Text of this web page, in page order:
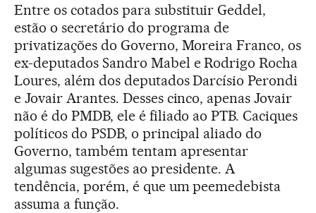
Entre os cotados para substituir Geddel,
estão o secretário do programa de
privatizações do Governo, Moreira Franco, os
ex-deputados Sandro Mabel e Rodrigo Rocha
Loures, além dos deputados Darcísio Perondi
e Jovair Arantes. Desses cinco, apenas Jovair
não é do PMDB, ele é filiado ao PTB. Caciques
políticos do PSDB, o principal aliado do
Governo, também tentam apresentar
algumas sugestões ao presidente. A
tendência, porém, é que um peemedebista
assuma a função.